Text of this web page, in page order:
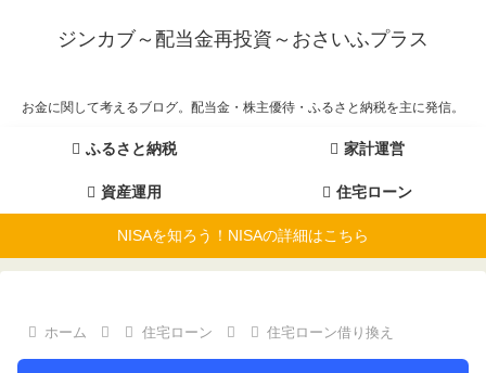
ジンカブ～配当金再投資～おさいふプラス
お金に関して考えるブログ。配当金・株主優待・ふるさと納税を主に発信。
ふるさと納税 家計運営
資産運用 住宅ローン
NISAを知ろう！NISAの詳細はこちら
ホーム 住宅ローン 住宅ローン借り換え